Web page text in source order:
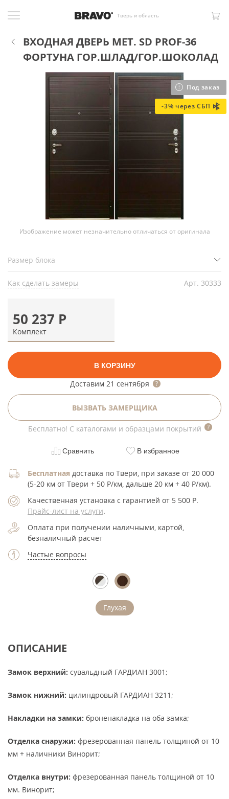
Тверь и область
ВХОДНАЯ ДВЕРЬ МЕТ. SD PROF-36
ФОРТУНА ГОР.ШЛАД/ГОР.ШОКОЛАД
Под заказ
-3% через СБП
Изображение может незначительно отличаться от оригинала
Как сделать замеры Арт. 30333
50 237 Р
Комплект
В КОРЗИНУ
Доставим 21 сентября
ВЫЗВАТЬ ЗАМЕРЩИКА
Бесплатно! С каталогами и образцами покрытий
Сравнить В избранное
Бесплатная доставка по Твери, при заказе от 20 000
(5-20 км от Твери + 50 Р/км, дальше 20 км + 40 Р/км).
Качественная установка с гарантией от 5 500 Р.
Прайс-лист на услуги.
Оплата при получении наличными, картой,
безналичный расчет
Частые вопросы
Глухая
ОПИСАНИЕ
Замок верхний: сувальдный ГАРДИАН 3001;
Замок нижний: цилиндровый ГАРДИАН 3211;
Накладки на замки: броненакладка на оба замка;
Отделка снаружи: фрезерованная панель толщиной от 10
мм + наличники Винорит;
Отделка внутри: фрезерованная панель толщиной от 10
мм. Винорит;